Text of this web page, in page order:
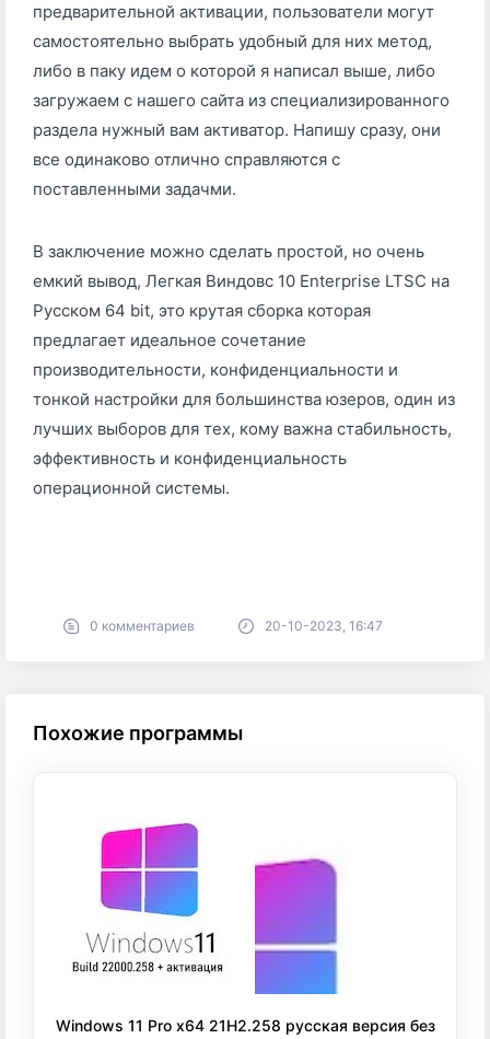
предварительной активации, пользователи могут
самостоятельно выбрать удобный для них метод,
либо в паку идем о которой я написал выше, либо
загружаем с нашего сайта из специализированного
раздела нужный вам активатор. Напишу сразу, они
все одинаково отлично справляются с
поставленными задачми.
В заключение можно сделать простой, но очень
емкий вывод, Легкая Виндовс 10 Enterprise LTSC на
Русском 64 bit, это крутая сборка которая
предлагает идеальное сочетание
производительности, конфиденциальности и
тонкой настройки для большинства юзеров, один из
лучших выборов для тех, кому важна стабильность,
эффективность и конфиденциальность
операционной системы.
0 комментариев 20-10-2023, 16:47
Похожие программы
Windows 11 Pro x64 21H2.258 русская версия без